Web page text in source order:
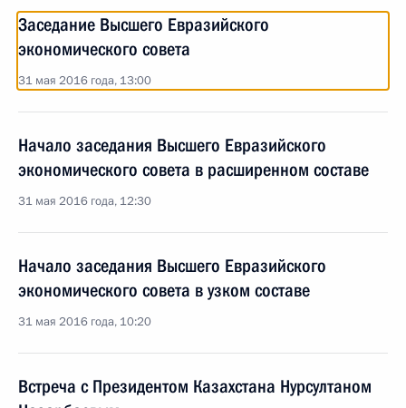
Заседание Высшего Евразийского
экономического совета
31 мая 2016 года, 13:00
Начало заседания Высшего Евразийского
экономического совета в расширенном составе
31 мая 2016 года, 12:30
Начало заседания Высшего Евразийского
экономического совета в узком составе
31 мая 2016 года, 10:20
Встреча с Президентом Казахстана Нурсултаном